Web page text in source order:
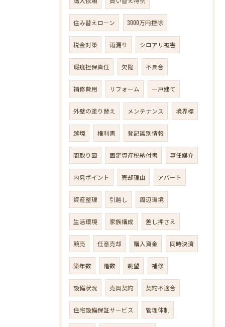
住み替えローン 3000万円控除
税金対策 雨漏り シロアリ被害
瑕疵担保責任 欠陥 不具合
補修費用 リフォーム 一戸建て
外壁の塗り替え メンテナンス 境界標
越境 権利書 登記識別情報
間取り図 固定資産税納付書 専任媒介
内見ポイント 売却理由 アパート
資産整理 引越し 周辺環境
生活環境 家族構成 差し押さえ
競売 任意売却 購入資金 同時決済
築年数 階数 眺望 補修
設備状況 売買契約 契約不適合
住宅設備保証サービス 管理体制